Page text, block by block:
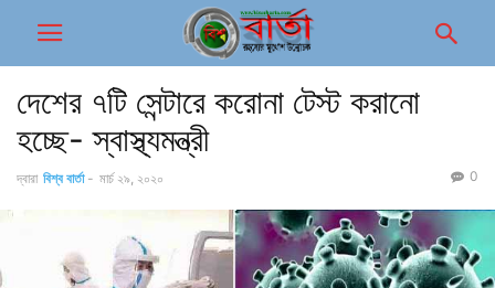
দেশের ৭টি সেন্টারে করোনা টেস্ট করানো
হচ্ছে- স্বাস্থ্যমন্ত্রী
দ্বারা বিশ্ব বার্তা - মার্চ ২৯, ২০২০ 0